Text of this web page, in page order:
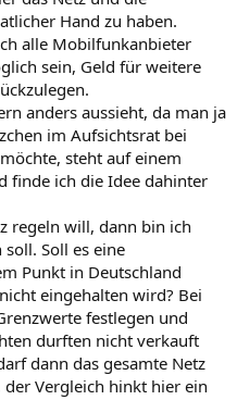
Hand zu haben.
alle Mobilfunkanbieter
sein, Geld für weitere
anders aussieht, da man ja
im Aufsichtsrat bei
steht auf einem
finde ich die Idee dahinter
regeln will, dann bin ich
Soll es eine
Punkt in Deutschland
eingehalten wird? Bei
festlegen und
durften nicht verkauft
dann das gesamte Netz
Vergleich hinkt hier ein